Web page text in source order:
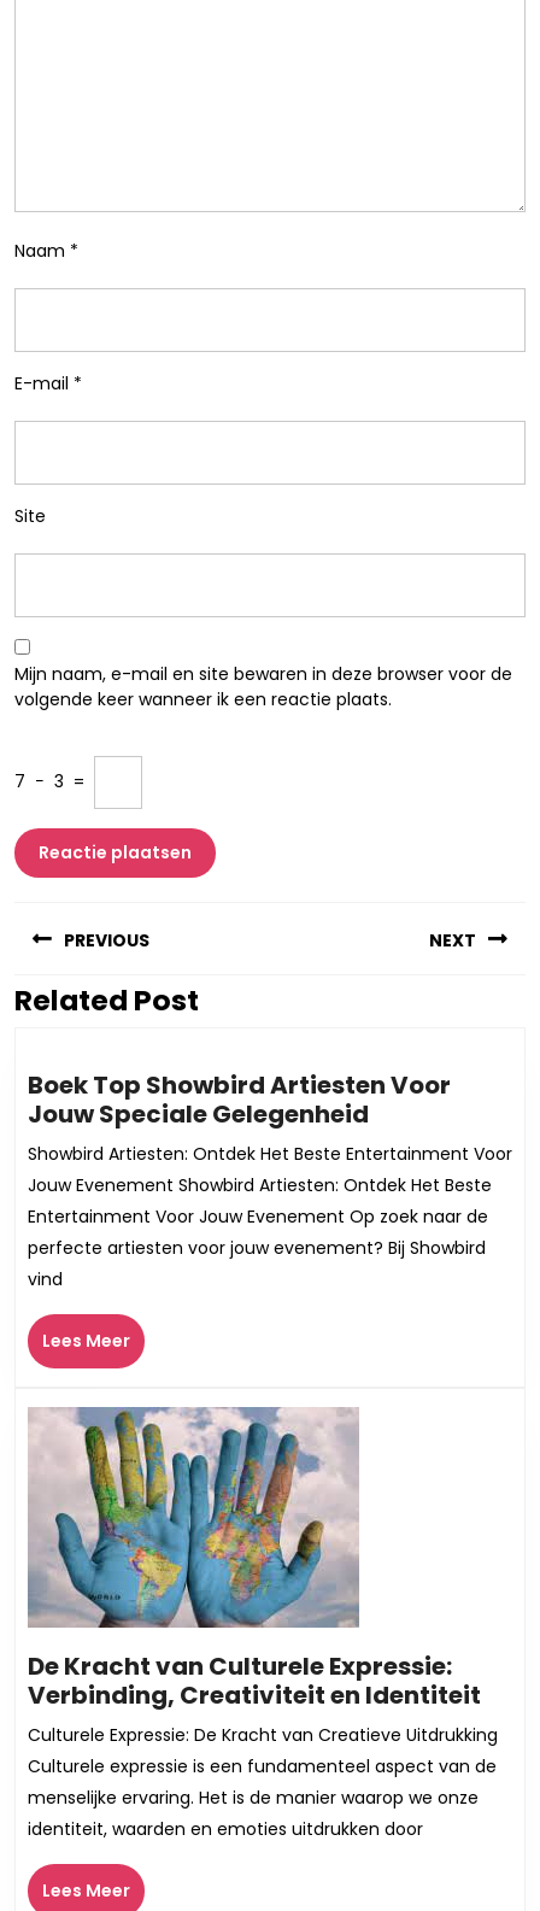
Naam *
E-mail *
Site
Mijn naam, e-mail en site bewaren in deze browser voor de
volgende keer wanneer ik een reactie plaats.
7 − 3 =
PREVIOUS
Vorig
NEXT
Related Post
Boek Top Showbird Artiesten Voor
Jouw Speciale Gelegenheid
Top
Showbird
Artiesten
Voor
Jouw
Showbird Artiesten: Ontdek Het Beste Entertainment Voor
Jouw Evenement Showbird Artiesten: Ontdek Het Beste
Entertainment Voor Jouw Evenement Op zoek naar de
perfecte artiesten voor jouw evenement? Bij Showbird
vind
Lees MeerLees
Meer
De Kracht van Culturele Expressie:
Verbinding, Creativiteit en Identiteit
van
Culturele Expressie: De Kracht van Creatieve Uitdrukking
Culturele expressie is een fundamenteel aspect van de
menselijke ervaring. Het is de manier waarop we onze
identiteit, waarden en emoties uitdrukken door
Lees MeerLees